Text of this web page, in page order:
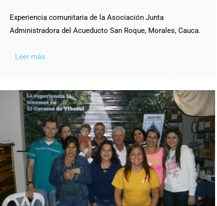
Experiencia comunitaria de la Asociación Junta
Administradora del Acueducto San Roque, Morales, Cauca.
Leer más